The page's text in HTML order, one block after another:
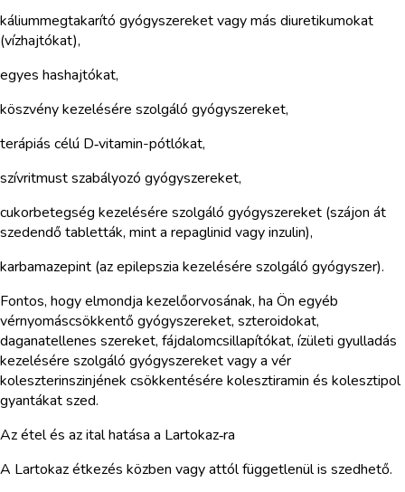
káliummegtakarító gyógyszereket vagy más diuretikumokat
(vízhajtókat),
egyes hashajtókat,
köszvény kezelésére szolgáló gyógyszereket,
terápiás célú D‑vitamin-pótlókat,
szívritmust szabályozó gyógyszereket,
cukorbetegség kezelésére szolgáló gyógyszereket (szájon át
szedendő tabletták, mint a repaglinid vagy inzulin),
karbamazepint (az epilepszia kezelésére szolgáló gyógyszer).
Fontos, hogy elmondja kezelőorvosának, ha Ön egyéb
vérnyomáscsökkentő gyógyszereket, szteroidokat,
daganatellenes szereket, fájdalomcsillapítókat, ízületi gyulladás
kezelésére szolgáló gyógyszereket vagy a vér
koleszterinszinjének csökkentésére kolesztiramin és kolesztipol
gyantákat szed.
Az étel és az ital hatása a Lartokaz‑ra
A Lartokaz étkezés közben vagy attól függetlenül is szedhető.